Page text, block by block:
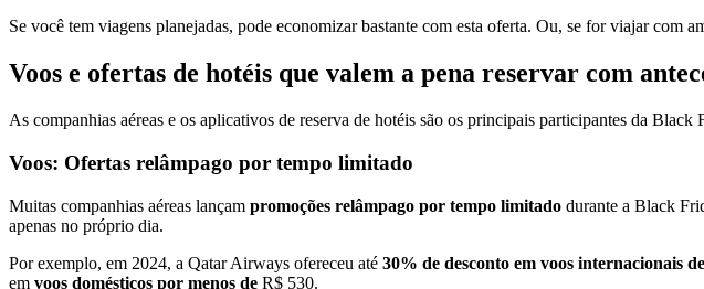
Se você tem viagens planejadas, pode economizar bastante com esta oferta. Ou, se for viajar com
Voos e ofertas de hotéis que valem a pena reservar com
As companhias aéreas e os aplicativos de reserva de hotéis são os principais participantes da
Voos: Ofertas relâmpago por tempo limitado
Muitas companhias aéreas lançam promoções relâmpago por tempo limitado durante a Black
apenas no próprio dia.
Por exemplo, em 2024, a Qatar Airways ofereceu até 30% de desconto em voos internacionais
em voos domésticos por menos de R$ 530.